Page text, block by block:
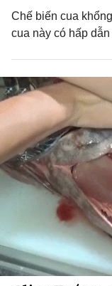
Chế biến cua
cua này có hấp